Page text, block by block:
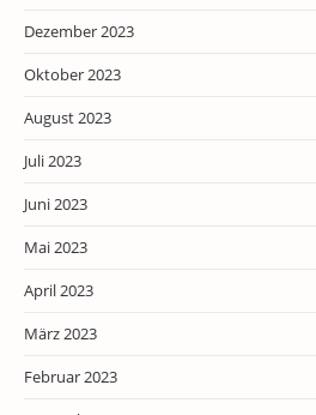
Dezember 2023
Oktober 2023
August 2023
Juli 2023
Juni 2023
Mai 2023
April 2023
März 2023
Februar 2023